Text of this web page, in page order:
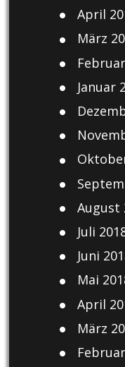
April
März
Januar
August
Juli
Juni
Mai
April
März